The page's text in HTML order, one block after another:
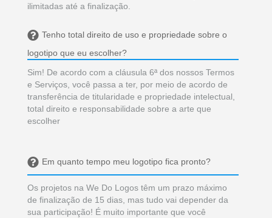
ilimitadas até a finalização.
Tenho total direito de uso e propriedade sobre o
logotipo que eu escolher?
Sim! De acordo com a cláusula 6ª dos nossos Termos
e Serviços, você passa a ter, por meio de acordo de
transferência de titularidade e propriedade intelectual,
total direito e responsabilidade sobre a arte que
escolher
Em quanto tempo meu logotipo fica pronto?
Os projetos na We Do Logos têm um prazo máximo
de finalização de 15 dias, mas tudo vai depender da
sua participação! É muito importante que você